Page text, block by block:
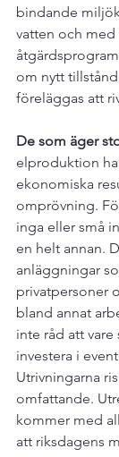
bindande
vatten och
om nytt
föreläggas att
De som äger
elproduktion
ekonomiska
omprövning.
inga eller små
en helt annan.
anläggningar
privatpersoner
bland annat
inte råd att
investera i
Utrivningarna
omfattande.
kommer med
att riksdagens